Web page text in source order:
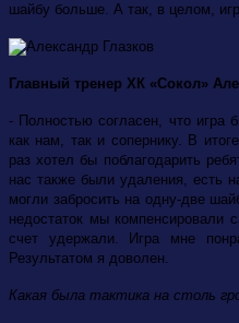
шайбу больше. А так, в целом,
Главный тренер ХК «Сокол»
- Полностью согласен, что игра
как нам, так и сопернику. В
раз хотел бы поблагодарить
нас также были удаления, есть
могли забросить на одну-две
недостаток мы компенсировали
счет удержали. Игра мне
Результатом я доволен.
Какая была тактика на столь